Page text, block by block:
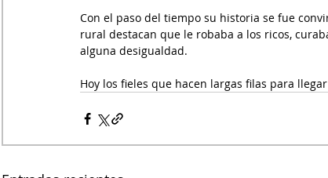
Con el paso del tiempo su historia se fue
rural destacan que le robaba a los ricos,
alguna desigualdad.
Hoy los fieles que hacen largas filas para